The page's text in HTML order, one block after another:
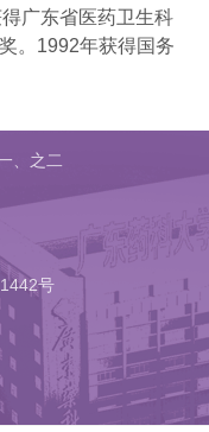
广东省医药卫生科
。1992年获得国务
、之二
号